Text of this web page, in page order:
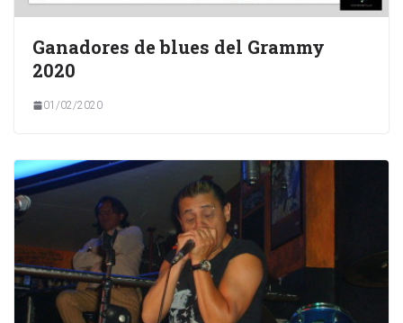
Ganadores de blues del Grammy
2020
01/02/2020